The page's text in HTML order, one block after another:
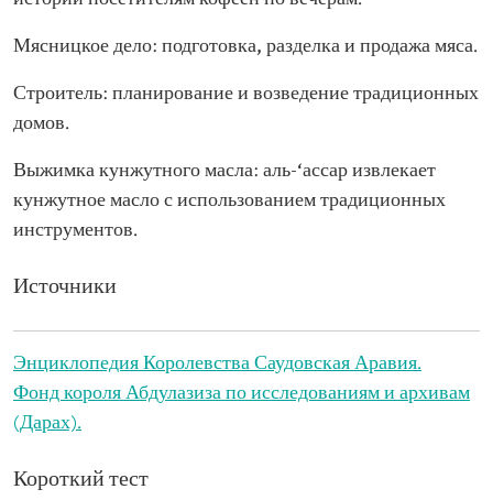
Мясницкое дело: подготовка, разделка и продажа мяса.
Строитель: планирование и возведение традиционных
домов.
Выжимка кунжутного масла: аль-‘ассар извлекает
кунжутное масло с использованием традиционных
инструментов.
Источники
Энциклопедия Королевства Саудовская Аравия.
Фонд короля Абдулазиза по исследованиям и архивам
(Дарах).
Короткий тест